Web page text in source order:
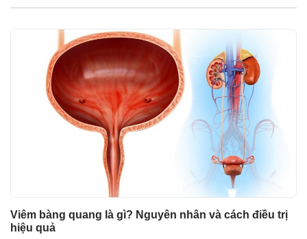
diếp cá trong chữa viêm bàng quang Rau […]
Viêm bàng quang là gì? Nguyên nhân và cách điều trị
hiệu quả